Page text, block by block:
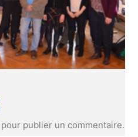
pour publier un commentaire.